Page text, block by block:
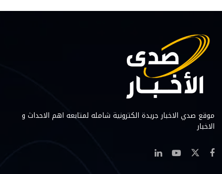
موقع صدي الاخبار جريدة الكترونية شامله لمتابعه اهم الاحداث و
الاخبار